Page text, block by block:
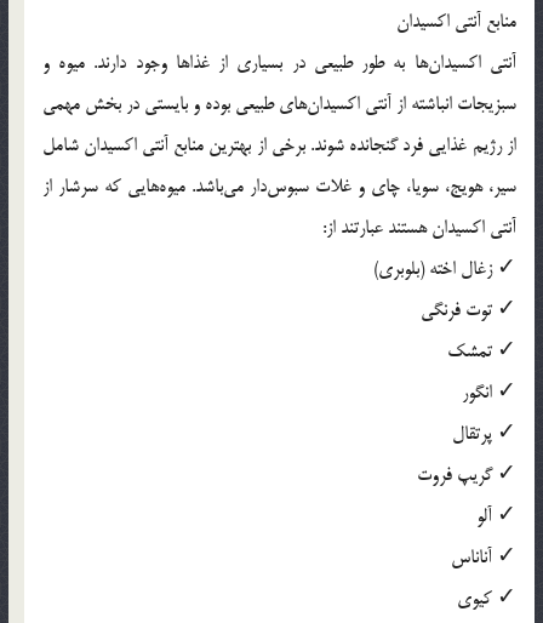
منابع آنتی اکسیدان
آنتی اکسیدان‌ها به طور طبیعی در بسیاری از غذاها وجود دارند. میوه و
سبزیجات انباشته از آنتی اکسیدان‌های طبیعی بوده و بایستی در بخش مهمی
از رژیم غذایی فرد گنجانده شوند. برخی از بهترین منابع آنتی اکسیدان شامل
سیر، هویج، سویا، چای و غلات سبوس‌دار می‌باشد. میوه‌هایی که سرشار از
آنتی اکسیدان هستند عبارتند از:
✓ زغال اخته (بلوبری)
✓ توت فرنگی
✓ تمشک
✓ انگور
✓ پرتقال
✓ گریپ فروت
✓ آلو
✓ آناناس
✓ کیوی